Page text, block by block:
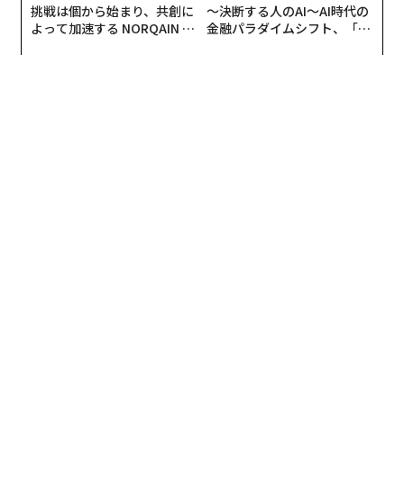
挑戦は個から始まり、共創に
よって加速する NORQAIN JA
〜決断する人のAI〜AI時代の
金融パラダイムシフト、「超